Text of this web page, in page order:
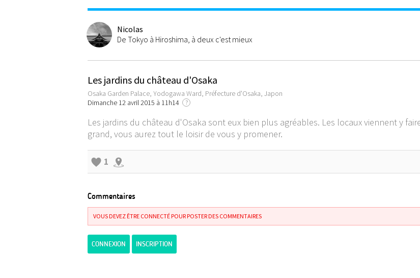
Nicolas
De Tokyo à Hiroshima, à deux c'est mieux
Les jardins du château d'Osaka
Osaka Garden Palace, Yodogawa Ward, Préfecture d'Osaka, Japon
Dimanche 12 avril 2015 à 11h14
?
Les jardins du château d'Osaka sont eux bien plus agréables. Les locaux viennent y
grand, vous aurez tout le loisir de vous y promener.
1
Commentaires
VOUS DEVEZ ÊTRE CONNECTÉ POUR POSTER DES COMMENTAIRES
CONNEXION INSCRIPTION